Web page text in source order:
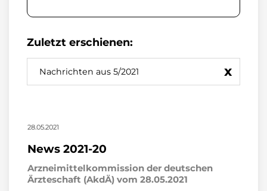
Zuletzt erschienen:
Nachrichten aus 5/2021 x
28.05.2021
News 2021-20
Arzneimittelkommission der deutschen
Ärzteschaft (AkdÄ) vom 28.05.2021